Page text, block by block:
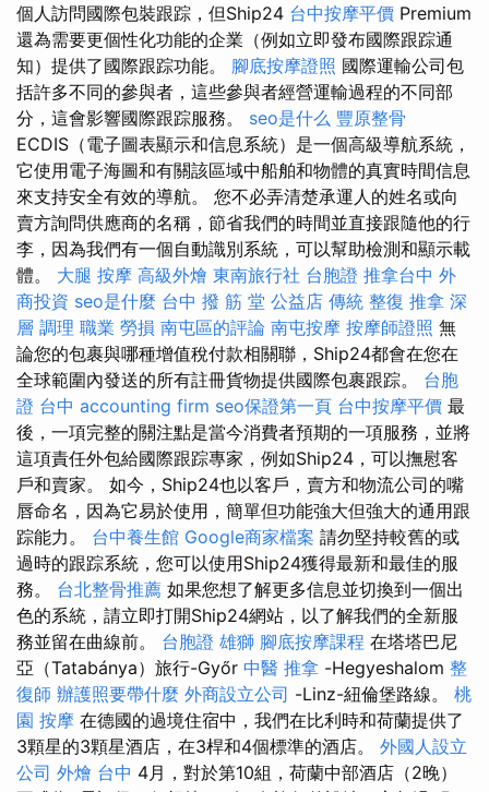
個人訪問國際包裝跟踪，但Ship24 台中按摩平價 Premium
還為需要更個性化功能的企業（例如立即發布國際跟踪通
知）提供了國際跟踪功能。 腳底按摩證照 國際運輸公司包
括許多不同的參與者，這些參與者經營運輸過程的不同部
分，這會影響國際跟踪服務。 seo是什么 豐原整骨
ECDIS（電子圖表顯示和信息系統）是一個高級導航系統，
它使用電子海圖和有關該區域中船舶和物體的真實時間信息
來支持安全有效的導航。 您不必弄清楚承運人的姓名或向
賣方詢問供應商的名稱，節省我們的時間並直接跟隨他的行
李，因為我們有一個自動識別系統，可以幫助檢測和顯示載
體。 大腿 按摩 高級外燴 東南旅行社 台胞證 推拿台中 外
商投資 seo是什麼 台中 撥 筋 堂 公益店 傳統 整復 推拿 深
層 調理 職業 勞損 南屯區的評論 南屯按摩 按摩師證照 無
論您的包裹與哪種增值稅付款相關聯，Ship24都會在您在
全球範圍內發送的所有註冊貨物提供國際包裹跟踪。 台胞
證 台中 accounting firm seo保證第一頁 台中按摩平價 最
後，一項完整的關注點是當今消費者預期的一項服務，並將
這項責任外包給國際跟踪專家，例如Ship24，可以撫慰客
戶和賣家。 如今，Ship24也以客戶，賣方和物流公司的嘴
唇命名，因為它易於使用，簡單但功能強大但強大的通用跟
踪能力。 台中養生館 Google商家檔案 請勿堅持較舊的或
過時的跟踪系統，您可以使用Ship24獲得最新和最佳的服
務。 台北整骨推薦 如果您想了解更多信息並切換到一個出
色的系統，請立即打開Ship24網站，以了解我們的全新服
務並留在曲線前。 台胞證 雄獅 腳底按摩課程 在塔塔巴尼
亞（Tatabánya）旅行-Győr 中醫 推拿 -Hegyeshalom 整
復師 辦護照要帶什麼 外商設立公司 -Linz-紐倫堡路線。 桃
園 按摩 在德國的過境住宿中，我們在比利時和荷蘭提供了
3顆星的3顆星酒店，在3桿和4個標準的酒店。 外國人設立
公司 外燴 台中 4月，對於第10組，荷蘭中部酒店（2晚）